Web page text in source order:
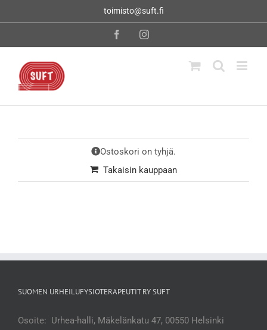
toimisto@suft.fi
FacebookInstagram
Ostoskori on tyhjä.
Takaisin kauppaan
SUOMEN URHEILUFYSIOTERAPEUTIT RY SUFT
Osoite: Urhea-halli, Mäkelänkatu 47, 00550 Helsinki